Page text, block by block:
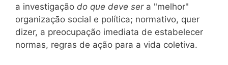
a investigação do que deve ser a "melhor"
organização social e política; normativo, quer
dizer, a preocupação imediata de estabelecer
normas, regras de ação para a vida coletiva.